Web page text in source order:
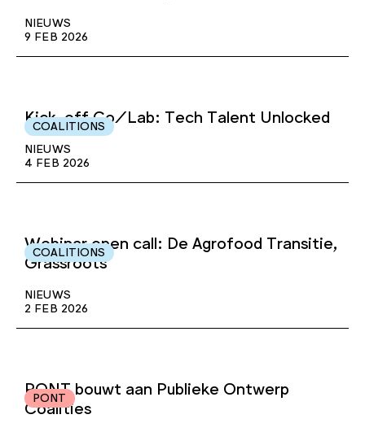
NIEUWS
9 FEB 2026
COALITIONS
Kick-off Co/Lab: Tech Talent Unlocked
NIEUWS
4 FEB 2026
COALITIONS
Webinar open call: De Agrofood Transitie,
Grassroots
NIEUWS
2 FEB 2026
PONT
PONT bouwt aan Publieke Ontwerp
Coalities